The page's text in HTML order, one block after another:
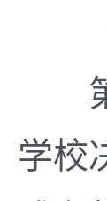
（
第
学校